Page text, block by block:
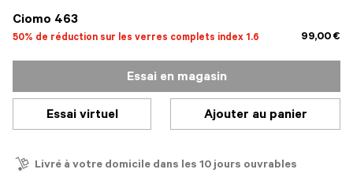
Ciomo 463
50% de réduction sur les verres complets index 1.6 99,00 €
Essai en magasin
Essai virtuel Ajouter au panier
Livré à votre domicile dans les 10 jours ouvrables